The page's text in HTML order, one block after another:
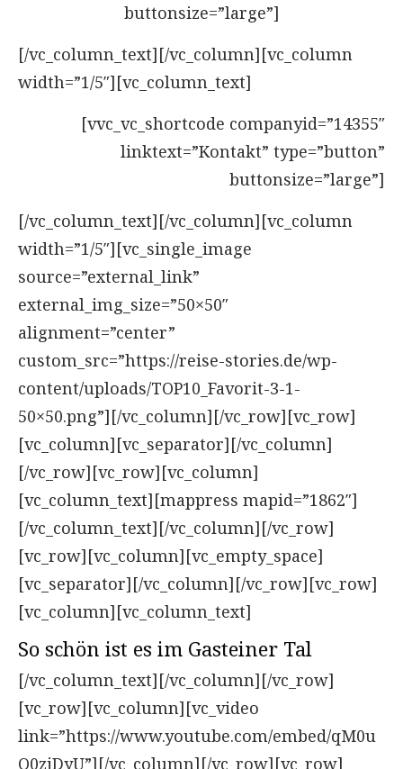
buttonsize=”large”]
[/vc_column_text][/vc_column][vc_column
width=”1/5″][vc_column_text]
[vvc_vc_shortcode companyid=”14355″
linktext=”Kontakt” type=”button”
buttonsize=”large”]
[/vc_column_text][/vc_column][vc_column
width=”1/5″][vc_single_image
source=”external_link”
external_img_size=”50×50″
alignment=”center”
custom_src=”https://reise-stories.de/wp-
content/uploads/TOP10_Favorit-3-1-
50×50.png”][/vc_column][/vc_row][vc_row]
[vc_column][vc_separator][/vc_column]
[/vc_row][vc_row][vc_column]
[vc_column_text][mappress mapid=”1862″]
[/vc_column_text][/vc_column][/vc_row]
[vc_row][vc_column][vc_empty_space]
[vc_separator][/vc_column][/vc_row][vc_row]
[vc_column][vc_column_text]
So schön ist es im Gasteiner Tal
[/vc_column_text][/vc_column][/vc_row]
[vc_row][vc_column][vc_video
link=”https://www.youtube.com/embed/qM0u
Q0zjDyU”][/vc_column][/vc_row][vc_row]